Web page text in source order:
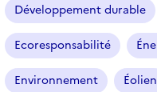
Développement durable
Ecoresponsabilité
Environnement Éolien